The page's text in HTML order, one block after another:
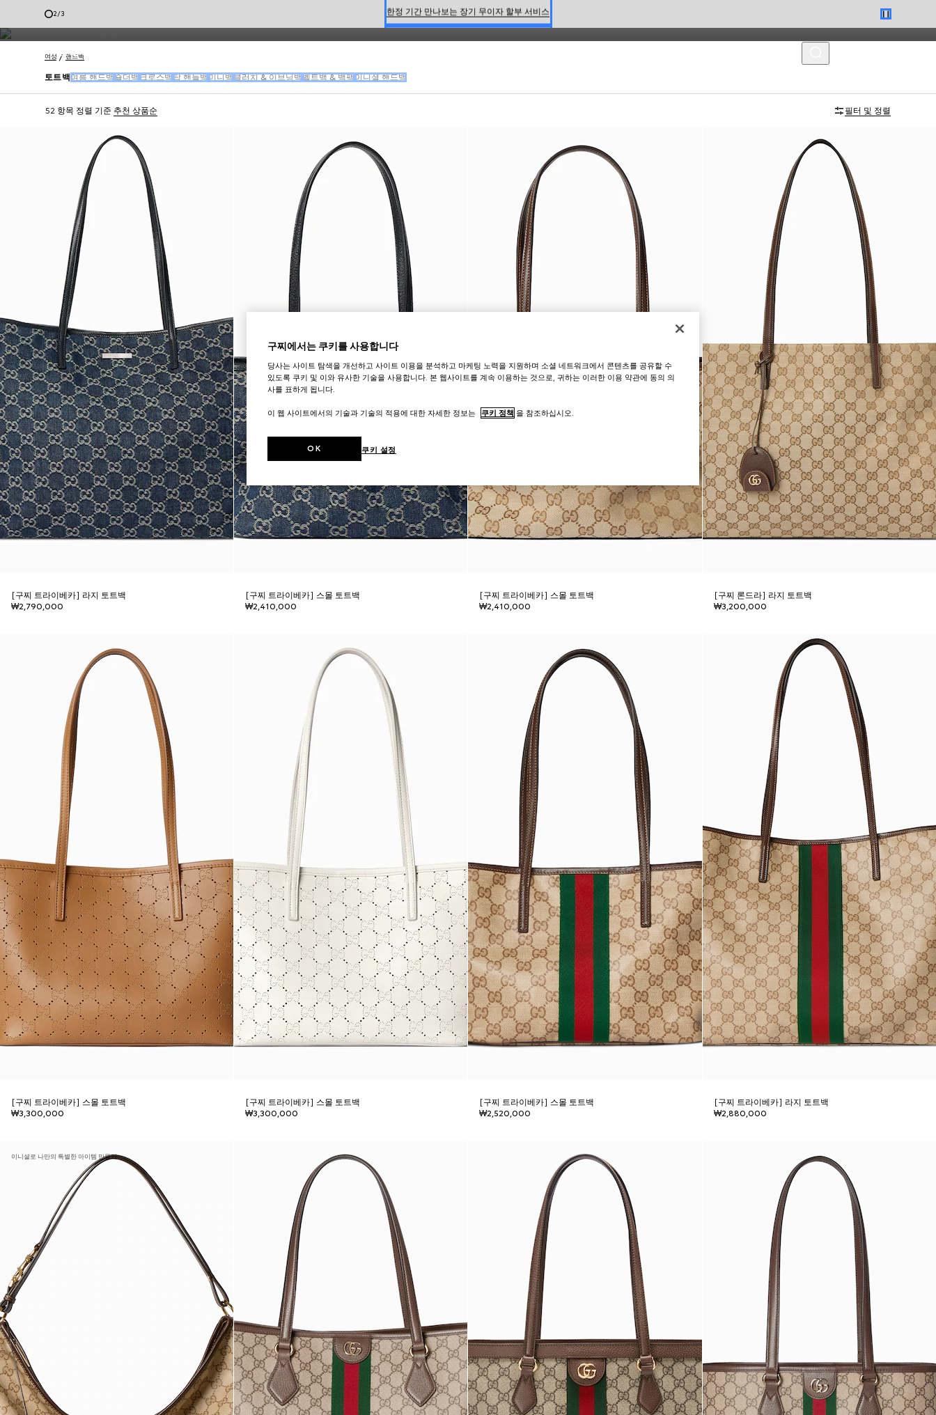
2/3 온라인 구매 시 특별한 혜택을 만나보세요
신세계 강남 팝업 스토어 예약하기 7/30-8/9
고객 서비스
엠블럼 모티브는 섬세한 레더 및 캔버스 소재와 만나고, 클래식한 실용성은 하우스의 시그니처 디자인을 돋보이게 합니다.
여성 핸드백
토트백 여름 핸드백 숄더백 크로스백 탑 핸들백 미니백 클러치 & 이브닝백 벨트백 & 백팩 이니셜 핸드백
52 항목 정렬 기준 추천 상품순 필터 및 정렬
[구찌 트라이베카] 라지 토트백
₩2,790,000
[구찌 트라이베카] 스몰 토트백
₩2,410,000
[구찌 트라이베카] 스몰 토트백
₩2,410,000
[구찌 론드라] 라지 토트백
₩3,200,000
[구찌 트라이베카] 스몰 토트백
₩3,300,000
[구찌 트라이베카] 스몰 토트백
₩3,300,000
[구찌 트라이베카] 스몰 토트백
₩2,520,000
[구찌 트라이베카] 라지 토트백
₩2,880,000
이니셜로 나만의 특별한 아이템 만들기
구찌에서는 쿠키를 사용합니다
당사는 사이트 탐색을 개선하고 사이트 이용을 분석하고 마케팅 노력을 지원하며 소셜 네트워크에서 콘텐츠를 공유할 수
있도록 쿠키 및 이와 유사한 기술을 사용합니다. 본 웹사이트를 계속 이용하는 것으로, 귀하는 이러한 이용 약관에 동의 의
사를 표하게 됩니다.
이 웹 사이트에서의 기술과 기술의 적용에 대한 자세한 정보는 쿠키 정책 을 참조하십시오.
쿠키 설정
OK